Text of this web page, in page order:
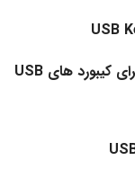
فعال یا غیرفعال بودن کیبورد با پورت USB (برای کیبورد های USB